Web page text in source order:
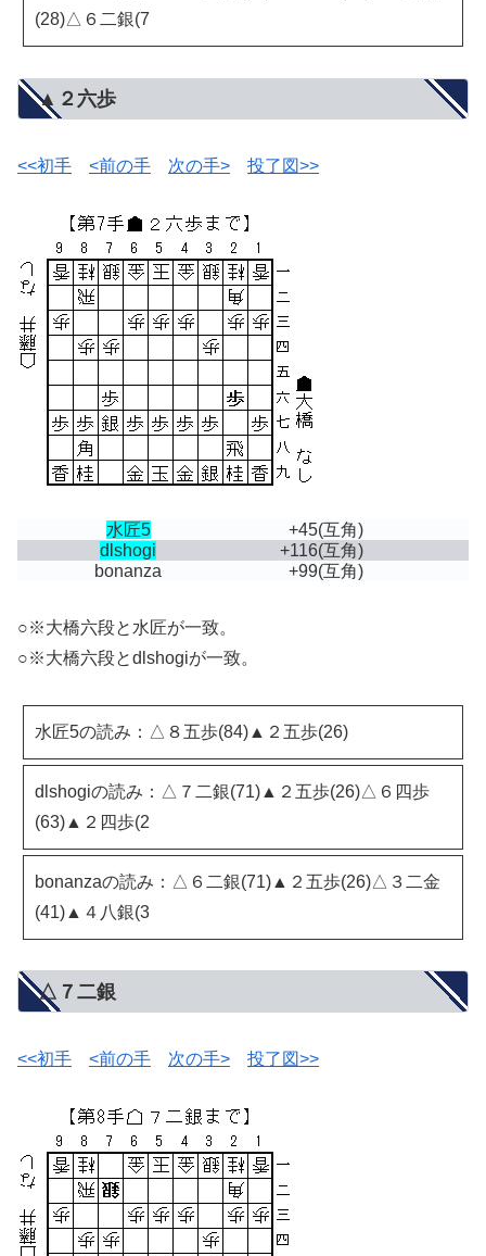
(28)△６二銀(7
▲２六歩
<<初手 <前の手 次の手> 投了図>>
水匠5 +45(互角)
dlshogi
+116(互角)
bonanza
+99(互角)
○※大橋六段と水匠が一致。
○※大橋六段とdlshogiが一致。
水匠5の読み：△８五歩(84)▲２五歩(26)
dlshogiの読み：△７二銀(71)▲２五歩(26)△６四歩
(63)▲２四歩(2
bonanzaの読み：△６二銀(71)▲２五歩(26)△３二金
(41)▲４八銀(3
△７二銀
<<初手 <前の手 次の手> 投了図>>